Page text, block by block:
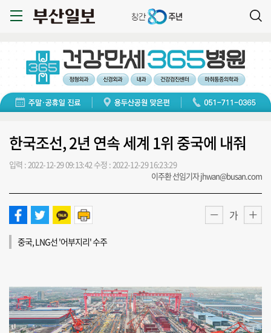
한국조선, 2년 연속 세계 1위 중국에 내줘
입력 : 2022-12-29 09:13:42 수정 : 2022-12-29 16:23:29
이주환 선임기자 jhwan@busan.com
가
중국, LNG선 '어부지리' 수주